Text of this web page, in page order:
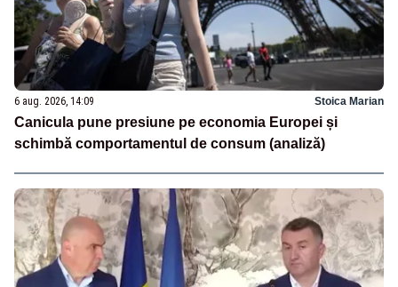
6 aug. 2026, 14:09 Stoica Marian
Canicula pune presiune pe economia Europei și
schimbă comportamentul de consum (analiză)